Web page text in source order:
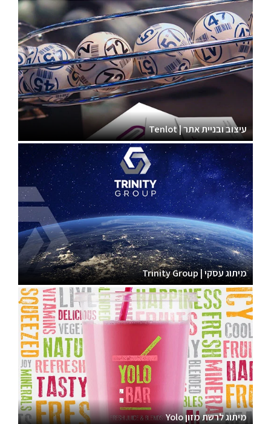
עיצוב ובניית אתר | Tenlot
מיתוג עסקי | Trinity Group
מיתוג לרשת מזון Yolo